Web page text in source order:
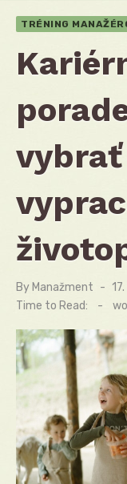
TRÉNING
vybrať
By Manažment
on
Time to Read:
-